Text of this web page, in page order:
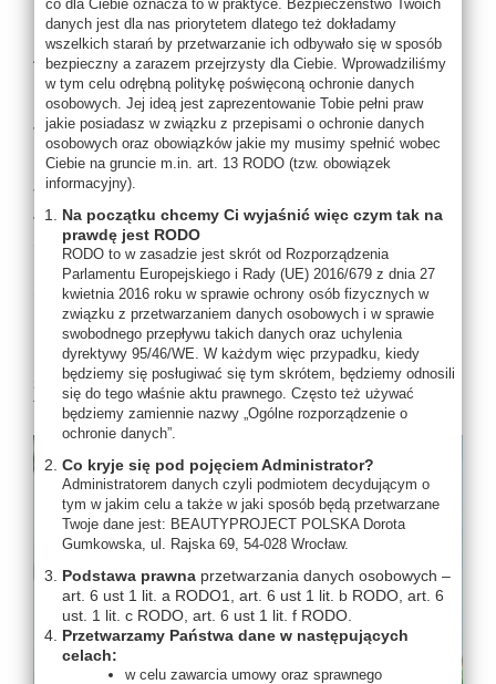
co dla Ciebie oznacza to w praktyce. Bezpieczeństwo Twoich
danych jest dla nas priorytetem dlatego też dokładamy
wszelkich starań by przetwarzanie ich odbywało się w sposób
bezpieczny a zarazem przejrzysty dla Ciebie. Wprowadziliśmy
w tym celu odrębną politykę poświęconą ochronie danych
osobowych. Jej ideą jest zaprezentowanie Tobie pełni praw
jakie posiadasz w związku z przepisami o ochronie danych
osobowych oraz obowiązków jakie my musimy spełnić wobec
Ciebie na gruncie m.in. art. 13 RODO (tzw. obowiązek
informacyjny).
Na początku chcemy Ci wyjaśnić więc czym tak na
prawdę jest RODO
RODO to w zasadzie jest skrót od Rozporządzenia
Parlamentu Europejskiego i Rady (UE) 2016/679 z dnia 27
kwietnia 2016 roku w sprawie ochrony osób fizycznych w
związku z przetwarzaniem danych osobowych i w sprawie
swobodnego przepływu takich danych oraz uchylenia
dyrektywy 95/46/WE. W każdym więc przypadku, kiedy
będziemy się posługiwać się tym skrótem, będziemy odnosili
się do tego właśnie aktu prawnego. Często też używać
będziemy zamiennie nazwy „Ogólne rozporządzenie o
ochronie danych”.
Co kryje się pod pojęciem Administrator?
Administratorem danych czyli podmiotem decydującym o
tym w jakim celu a także w jaki sposób będą przetwarzane
Twoje dane jest: BEAUTYPROJECT POLSKA Dorota
Gumkowska, ul. Rajska 69, 54-028 Wrocław.
Podstawa prawna przetwarzania danych osobowych –
art. 6 ust 1 lit. a RODO1, art. 6 ust 1 lit. b RODO, art. 6
ust. 1 lit. c RODO, art. 6 ust 1 lit. f RODO.
Przetwarzamy Państwa dane w następujących
celach:
w celu zawarcia umowy oraz sprawnego
równowagi psychicznej i fizycznej.
Algi, źródło życia, funkcjonują na ziemi od czasu jej
narodzin. W wyniku osmozy koncentrują w sobie całe
bogactwo podwodnego świata: mikro i makroelementy,
witaminy, aminokwasy, białka, niezbędne do
prawidłowego funkcjonowania każdego organizmu.
Wysokie podobieństwo między osoczem ludzkiej krwi, a
wodą morską pozwala naszemu organizmowi na drodze
osmozy absorbować wszystkie związki zawarte w wodzie
morskiej i algach, niezbędne do prawidłowego działania i
dobrego samopoczucia.
Każda alga i roślina przybrzeżna zawiera specyficzne
molekuły, które skoncentrowane w ekskluzywnych
składnikach aktywnych, zapewniają produktom i zabiegom
THALION niezaprzeczalną efektywność działania.